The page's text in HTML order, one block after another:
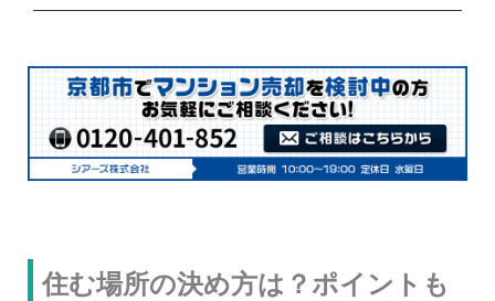
住む場所の決め方は？ポイントも